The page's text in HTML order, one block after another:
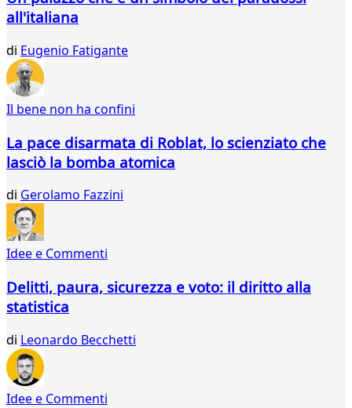
all'italiana
di Eugenio Fatigante
Il bene non ha confini
La pace disarmata di Roblat, lo scienziato che
lasciò la bomba atomica
di Gerolamo Fazzini
Idee e Commenti
Delitti, paura, sicurezza e voto: il diritto alla
statistica
di Leonardo Becchetti
Idee e Commenti